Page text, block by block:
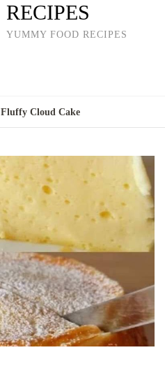
RECIPES
YUMMY FOOD RECIPES
Fluffy Cloud Cake